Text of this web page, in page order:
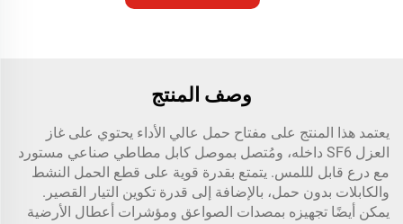
وصف المنتج
يعتمد هذا المنتج على مفتاح حمل عالي الأداء يحتوي على غاز
العزل SF6 داخله، ومُتصل بموصل كابل مطاطي صناعي مستورد
مع درع قابل لللمس. يتمتع بقدرة قوية على قطع الحمل النشط
والكابلات بدون حمل، بالإضافة إلى قدرة تكوين التيار القصير.
يمكن أيضًا تجهيزه بمصدات الصواعق ومؤشرات أعطال الأرضية